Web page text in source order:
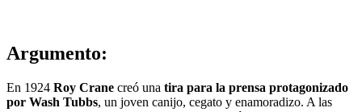
Argumento:
En 1924 Roy Crane creó una tira para la prensa protagonizado
por Wash Tubbs, un joven canijo, cegato y enamoradizo. A las